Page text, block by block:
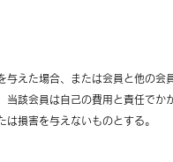
えた場合、または会員と他の会
該会員は自己の費用と責任でか
損害を与えないものとする。